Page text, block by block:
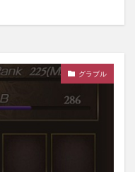
グラブル